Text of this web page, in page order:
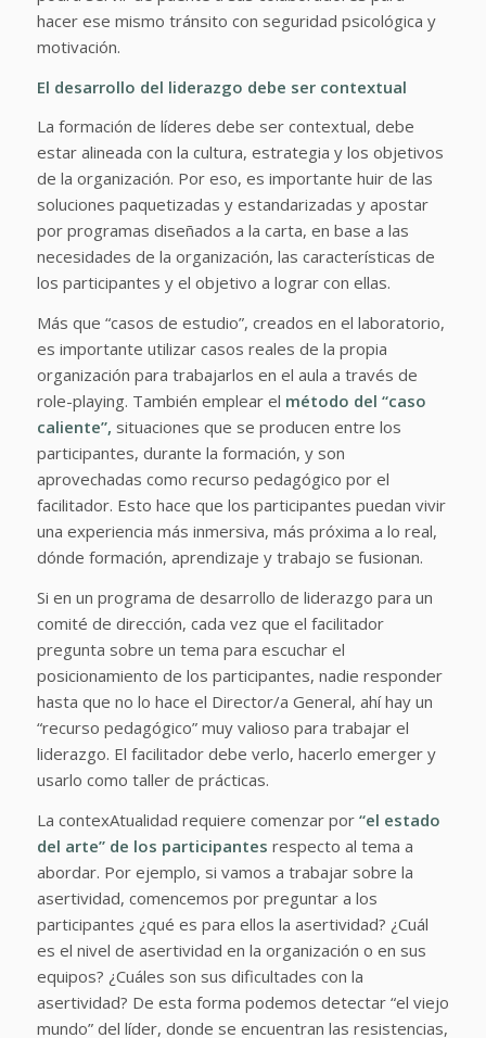
hacer ese mismo tránsito con seguridad psicológica y
motivación.
El desarrollo del liderazgo debe ser contextual
La formación de líderes debe ser contextual, debe
estar alineada con la cultura, estrategia y los objetivos
de la organización. Por eso, es importante huir de las
soluciones paquetizadas y estandarizadas y apostar
por programas diseñados a la carta, en base a las
necesidades de la organización, las características de
los participantes y el objetivo a lograr con ellas.
Más que “casos de estudio”, creados en el laboratorio,
es importante utilizar casos reales de la propia
organización para trabajarlos en el aula a través de
role-playing. También emplear el método del “caso
caliente”, situaciones que se producen entre los
participantes, durante la formación, y son
aprovechadas como recurso pedagógico por el
facilitador. Esto hace que los participantes puedan vivir
una experiencia más inmersiva, más próxima a lo real,
dónde formación, aprendizaje y trabajo se fusionan.
Si en un programa de desarrollo de liderazgo para un
comité de dirección, cada vez que el facilitador
pregunta sobre un tema para escuchar el
posicionamiento de los participantes, nadie responder
hasta que no lo hace el Director/a General, ahí hay un
“recurso pedagógico” muy valioso para trabajar el
liderazgo. El facilitador debe verlo, hacerlo emerger y
usarlo como taller de prácticas.
La contexAtualidad requiere comenzar por “el estado
del arte” de los participantes respecto al tema a
abordar. Por ejemplo, si vamos a trabajar sobre la
asertividad, comencemos por preguntar a los
participantes ¿qué es para ellos la asertividad? ¿Cuál
es el nivel de asertividad en la organización o en sus
equipos? ¿Cuáles son sus dificultades con la
asertividad? De esta forma podemos detectar “el viejo
mundo” del líder, donde se encuentran las resistencias,